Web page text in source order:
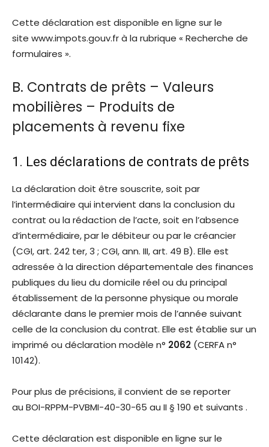
Cette déclaration est disponible en ligne sur le
site www.impots.gouv.fr à la rubrique « Recherche de
formulaires ».
B. Contrats de prêts – Valeurs
mobilières – Produits de
placements à revenu fixe
1. Les déclarations de contrats de prêts
La déclaration doit être souscrite, soit par
l’intermédiaire qui intervient dans la conclusion du
contrat ou la rédaction de l’acte, soit en l’absence
d’intermédiaire, par le débiteur ou par le créancier
(CGI, art. 242 ter, 3 ; CGI, ann. III, art. 49 B). Elle est
adressée à la direction départementale des finances
publiques du lieu du domicile réel ou du principal
établissement de la personne physique ou morale
déclarante dans le premier mois de l’année suivant
celle de la conclusion du contrat. Elle est établie sur un
imprimé ou déclaration modèle n° 2062 (CERFA n°
10142).
Pour plus de précisions, il convient de se reporter
au BOI-RPPM-PVBMI-40-30-65 au II § 190 et suivants .
Cette déclaration est disponible en ligne sur le